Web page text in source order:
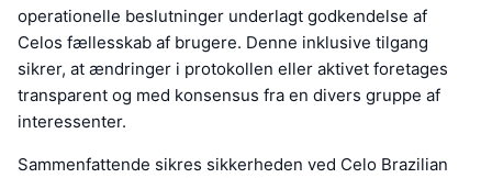
operationelle beslutninger underlagt godkendelse af
Celos fællesskab af brugere. Denne inklusive tilgang
sikrer, at ændringer i protokollen eller aktivet foretages
transparent og med konsensus fra en divers gruppe af
interessenter.
Sammenfattende sikres sikkerheden ved Celo Brazilian